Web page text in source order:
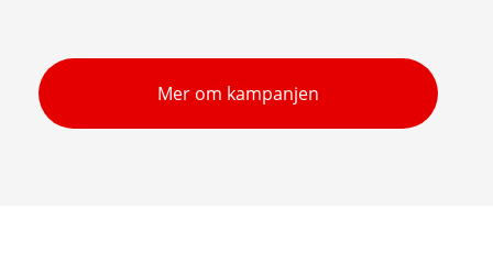
Mer om kampanjen